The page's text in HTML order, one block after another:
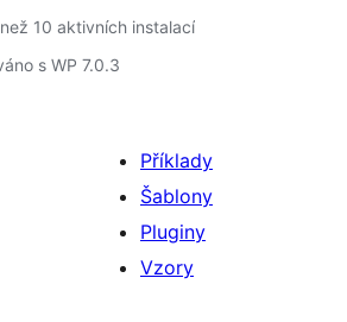
10 aktivních instalací
s WP 7.0.3
Příklady
Šablony
Pluginy
Vzory